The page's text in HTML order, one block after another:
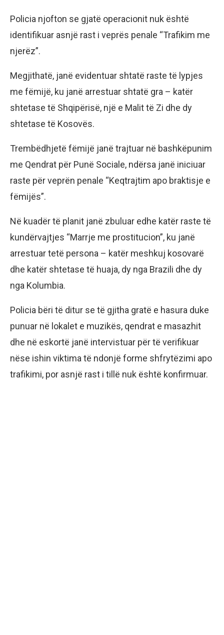
Policia njofton se gjatë operacionit nuk është
identifikuar asnjë rast i veprës penale “Trafikim me
njerëz”.
Megjithatë, janë evidentuar shtatë raste të lypjes
me fëmijë, ku janë arrestuar shtatë gra – katër
shtetase të Shqipërisë, një e Malit të Zi dhe dy
shtetase të Kosovës.
Trembëdhjetë fëmijë janë trajtuar në bashkëpunim
me Qendrat për Punë Sociale, ndërsa janë iniciuar
raste për veprën penale “Keqtrajtim apo braktisje e
fëmijës”.
Në kuadër të planit janë zbuluar edhe katër raste të
kundërvajtjes “Marrje me prostitucion”, ku janë
arrestuar tetë persona – katër meshkuj kosovarë
dhe katër shtetase të huaja, dy nga Brazili dhe dy
nga Kolumbia.
Policia bëri të ditur se të gjitha gratë e hasura duke
punuar në lokalet e muzikës, qendrat e masazhit
dhe në eskortë janë intervistuar për të verifikuar
nëse ishin viktima të ndonjë forme shfrytëzimi apo
trafikimi, por asnjë rast i tillë nuk është konfirmuar.